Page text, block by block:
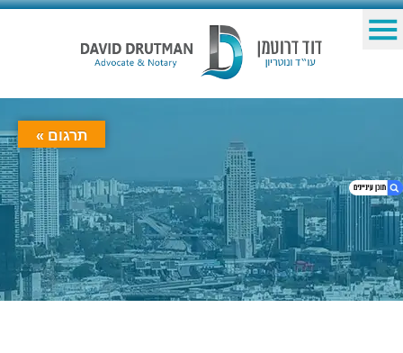
1. עורך דין צוואות ירושלים
2. עורך דין צוואות בירושלים
3. חובה לפנות אל עורך דין צוואות בירושלים
תרגום »